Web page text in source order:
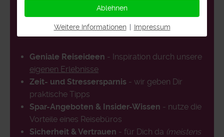
gerne teile ich meine Tipps und Tricks für eine
perfektes Urlaubserlebnis. Sprich mich an und
nutze auch die Vorteile eines Reisebüros...
Geniale Reiseideen - Inspiration durch unsere
eigenen Erlebnisse
Zeit- und Stressersparnis - wir geben Dir
praktische Tipps
Spar-Angeboten & Insider-Wissen - nutze die
Vorteile eines Reisebüros
Sicherheit & Vertrauen - für Dich da (meistens
Ablehnen
Weitere Informationen | Impressum